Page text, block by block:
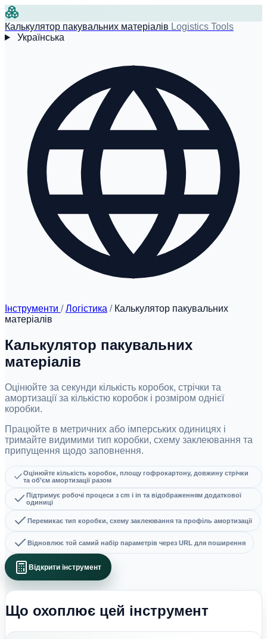
Калькулятор пакувальних матеріалів Logistics Tools
Українська
Інструменти / Логістика / Калькулятор пакувальних
матеріалів
Калькулятор пакувальних
матеріалів
Оцінюйте за секунди кількість коробок, стрічки та
амортизації за кількістю коробок і розміром однієї
коробки.
Працюйте в метричних або імперських одиницях і
тримайте видимими тип коробки, схему заклеювання та
припущення щодо заповнення.
Оцінюйте кількість коробок, площу гофрокартону, довжину стрічки
та об’єм амортизації разом
Підтримує робочі процеси з cm і in та відображенням додаткової
одиниці
Перемикає тип коробки, схему заклеювання та профіль амортизації
Відновлює той самий набір параметрів через URL для поширення
Відкрити інструмент
Що охоплює цей інструмент